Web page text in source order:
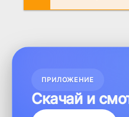
ПРИЛОЖЕНИЕ
Скачай и